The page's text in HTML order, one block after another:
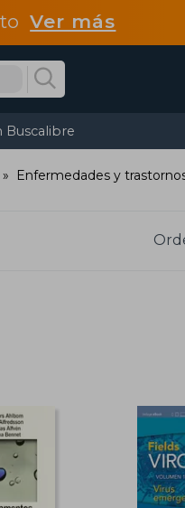
Ver más
Buscalibre
Enfermedades y